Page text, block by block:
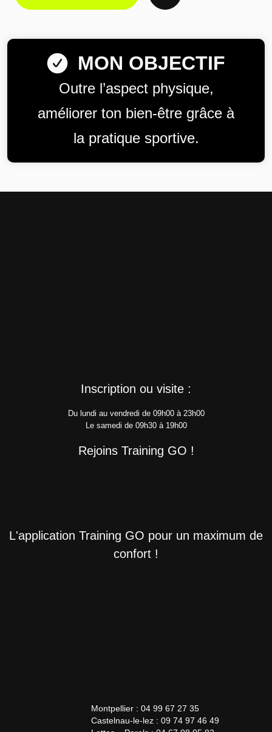
MON OBJECTIF
Outre l’aspect physique,
améliorer ton bien-être grâce à
la pratique sportive.
Inscription ou visite :
Du lundi au vendredi de 09h00 à 23h00
Le samedi de 09h30 à 19h00
Rejoins Training GO !
L'application Training GO pour un maximum de
confort !
Montpellier : 04 99 67 27 35
Castelnau-le-lez : 09 74 97 46 49